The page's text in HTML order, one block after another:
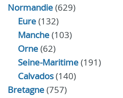
Normandie(629)
Eure(132)
Manche(103)
Orne(62)
Seine-Maritime(191)
Calvados(140)
Bretagne(757)